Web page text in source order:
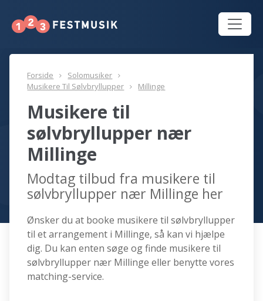
Forside
Solomusiker
Musikere Til Sølvbryllupper
Millinge
Musikere til
sølvbryllupper nær
Millinge
Modtag tilbud fra musikere til
sølvbryllupper nær Millinge her
Ønsker du at booke musikere til sølvbryllupper
til et arrangement i Millinge, så kan vi hjælpe
dig. Du kan enten søge og finde musikere til
sølvbryllupper nær Millinge eller benytte vores
matching-service.